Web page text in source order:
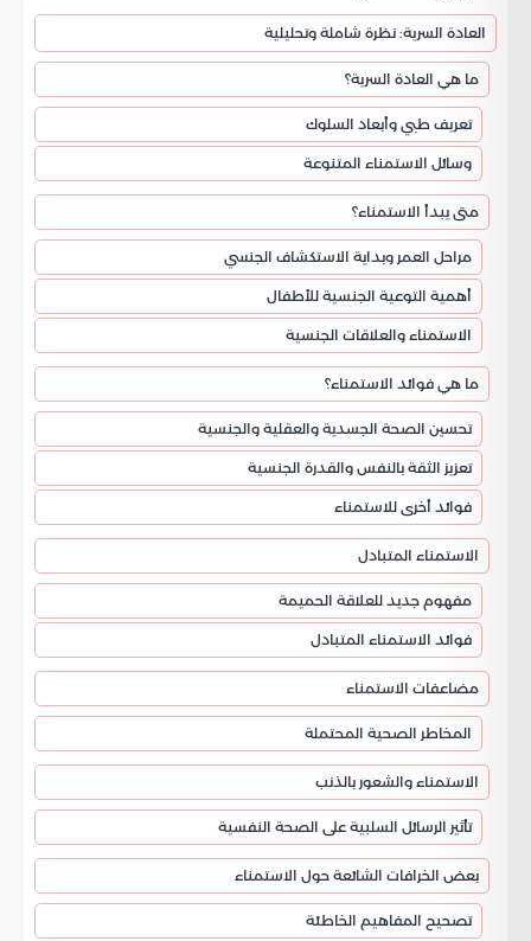
العادة السرية: نظرة شاملة وتحليلية
ما هي العادة السرية؟
تعريف طبي وأبعاد السلوك
وسائل الاستمناء المتنوعة
متى يبدأ الاستمناء؟
مراحل العمر وبداية الاستكشاف الجنسي
أهمية التوعية الجنسية للأطفال
الاستمناء والعلاقات الجنسية
ما هي فوائد الاستمناء؟
تحسين الصحة الجسدية والعقلية والجنسية
تعزيز الثقة بالنفس والقدرة الجنسية
فوائد أخرى للاستمناء
الاستمناء المتبادل
مفهوم جديد للعلاقة الحميمة
فوائد الاستمناء المتبادل
مضاعفات الاستمناء
المخاطر الصحية المحتملة
الاستمناء والشعور بالذنب
تأثير الرسائل السلبية على الصحة النفسية
بعض الخرافات الشائعة حول الاستمناء
تصحيح المفاهيم الخاطئة